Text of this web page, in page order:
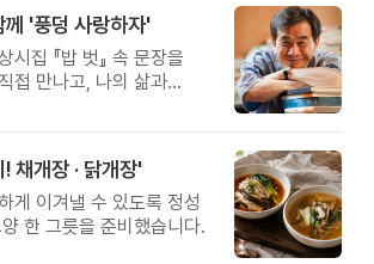
께 '풍덩 사랑하자'
시집 『밥 벗』 속 문장을
접 만나고, 나의 삶과
채개장 · 닭개장'
게 이겨낼 수 있도록 정성
한 그릇을 준비했습니다.